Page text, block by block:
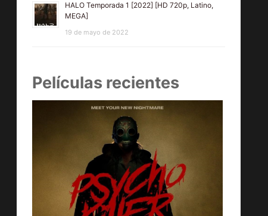
HALO Temporada 1 [2022] [HD 720p, Latino,
MEGA]
19 de mayo de 2022
Películas recientes